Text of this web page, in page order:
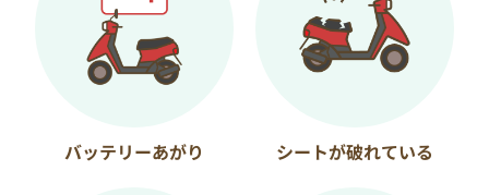
バッテリーあがり シートが破れている